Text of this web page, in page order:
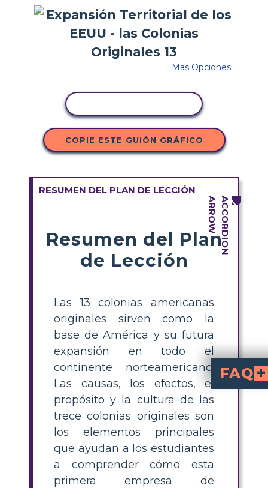
Mas Opciones
COPIE ESTE GUIÓN GRÁFICO
RESUMEN DEL PLAN DE LECCIÓN
Resumen del Plan
de Lección
Las 13 colonias americanas
originales sirven como la
base de América y su futura
expansión en todo el
continente norteamericano.
Las causas, los efectos, el
propósito y la cultura de las
trece colonias originales son
los elementos principales
que ayudan a los estudiantes
a comprender cómo esta
primera empresa de
FAQ